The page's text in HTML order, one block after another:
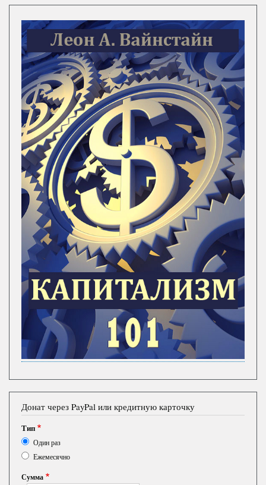
Донат через PayPal или кредитную карточку
Тип
Один раз
Ежемесячно
Сумма